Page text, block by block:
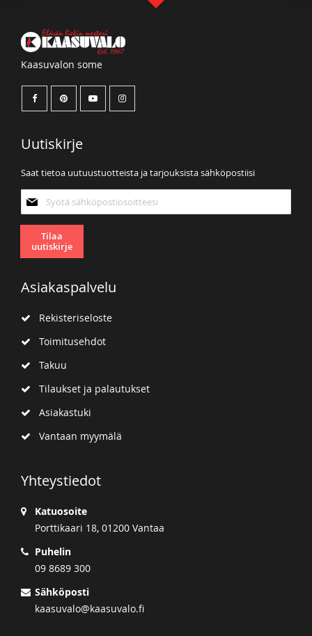
Kaasuvalon some
Uutiskirje
Saat tietoa uutuustuotteista ja tarjouksista sähköpostiisi
uutiskirjeemme:
Tilaa
uutiskirje
Asiakaspalvelu
Rekisteriseloste
Toimitusehdot
Takuu
Tilaukset ja palautukset
Asiakastuki
Vantaan myymälä
Yhteystiedot
Katuosoite
Porttikaari 18, 01200 Vantaa
Puhelin
09 8689 300
Sähköposti
kaasuvalo@kaasuvalo.fi